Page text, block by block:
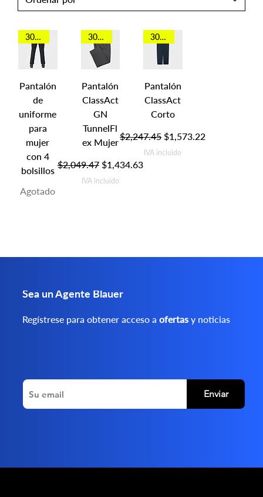
30 OFF
Pantalón
de
uniforme
para
mujer
con 4
bolsillos
Agotado
30 OFF
Pantalón
ClassAct
GN
TunnelFl
ex Mujer
Precio
$2,049.47 Precio de oferta
$1,434.63
IVA incluido
30 OFF
Pantalón
ClassAct
Corto
Precio
$2,247.45 Precio de oferta
$1,573.22
IVA incluido
Sea un Agente Blauer
Regístrese para obtener acceso aofertas y noticias
Enviar